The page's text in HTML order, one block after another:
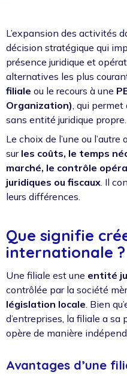
L’expansion des activités
décision stratégique qui
présence juridique et
alternatives les plus
filiale ou le recours à une
Organization) , qui
sans entité juridique propre.
Le choix de l’une ou
sur les coûts, le temps
marché, le contrôle
juridiques ou fiscaux . Il
leurs différences.
Que signifie
internationale ?
Une filiale est une entité
contrôlée par la société
législation locale. Bien
d’entreprises, la filiale a
opère de manière
Avantages d’une